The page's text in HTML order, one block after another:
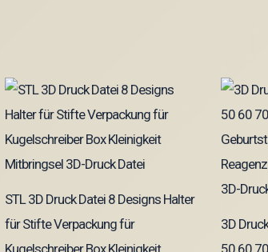
STL 3D Druck Datei 8 Designs Halter
für Stifte Verpackung für
3D